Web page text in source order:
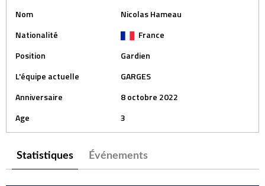
Nom
Nicolas Hameau
Nationalité
France
Position
Gardien
L'équipe actuelle
GARGES
Anniversaire
8 octobre 2022
Age
3
Statistiques Événements